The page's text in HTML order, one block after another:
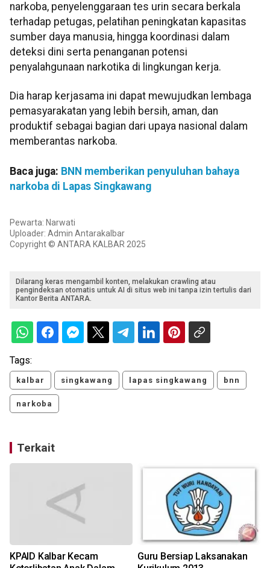
narkoba, penyelenggaraan tes urin secara berkala
terhadap petugas, pelatihan peningkatan kapasitas
sumber daya manusia, hingga koordinasi dalam
deteksi dini serta penanganan potensi
penyalahgunaan narkotika di lingkungan kerja.
Dia harap kerjasama ini dapat mewujudkan lembaga
pemasyarakatan yang lebih bersih, aman, dan
produktif sebagai bagian dari upaya nasional dalam
memberantas narkoba.
Baca juga: BNN memberikan penyuluhan bahaya
narkoba di Lapas Singkawang
Pewarta: Narwati
Uploader: Admin Antarakalbar
Copyright © ANTARA KALBAR 2025
Dilarang keras mengambil konten, melakukan crawling atau
pengindeksan otomatis untuk AI di situs web ini tanpa izin tertulis dari
Kantor Berita ANTARA.
Tags:
kalbar singkawang lapas singkawang bnn
narkoba
Terkait
KPAID Kalbar Kecam
Guru Bersiap Laksanakan